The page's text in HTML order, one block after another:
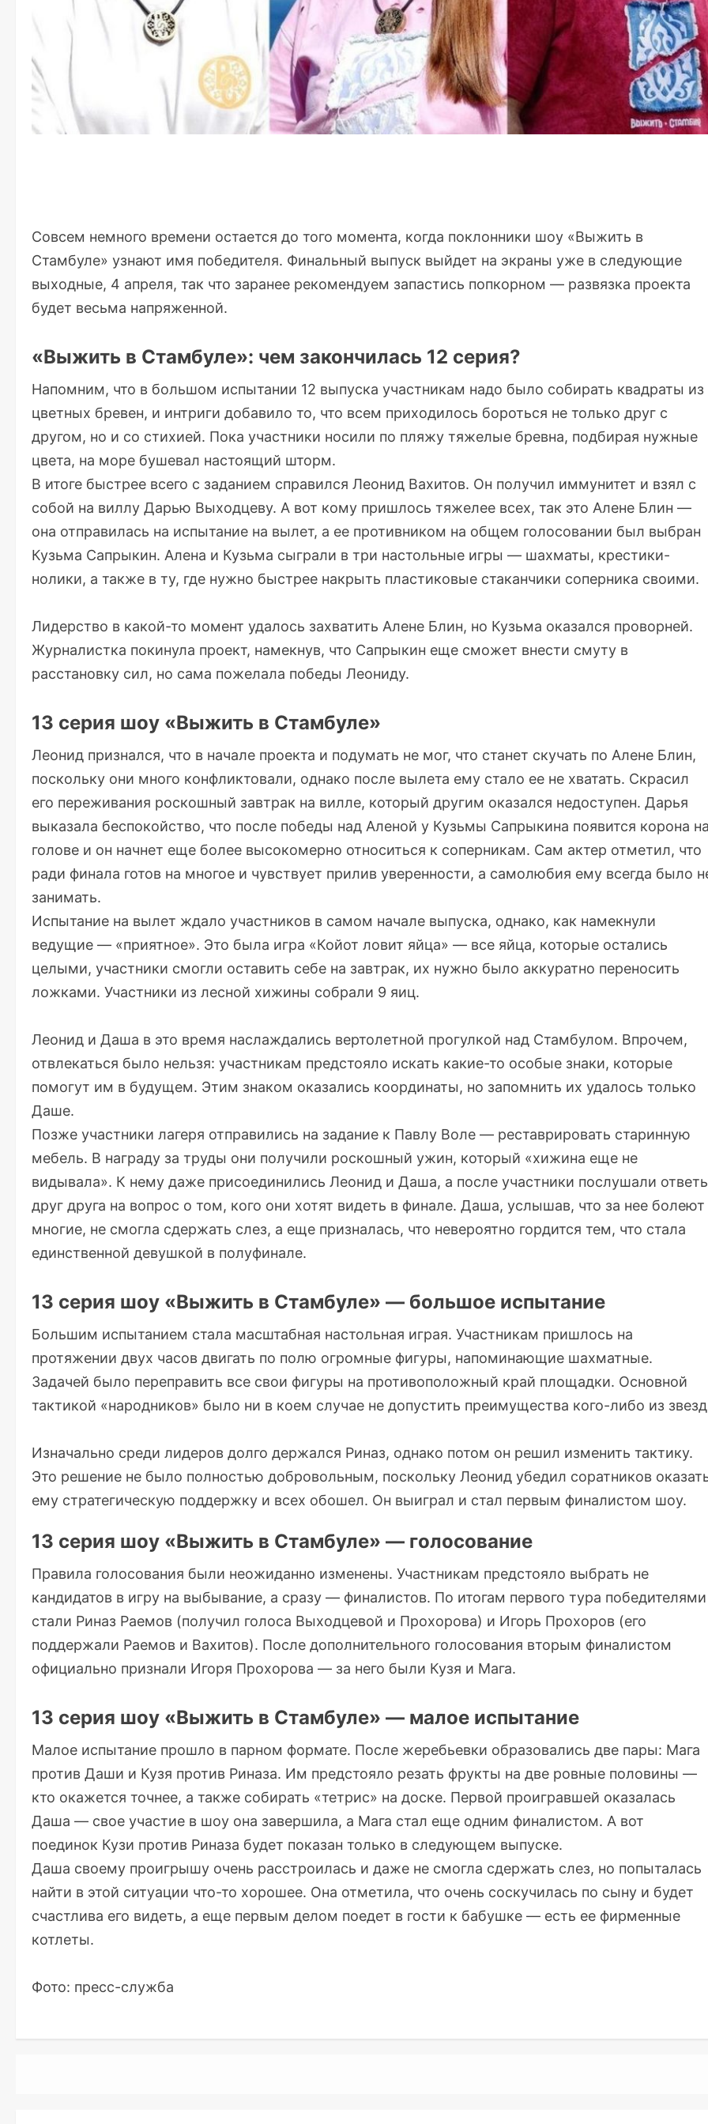
Совсем немного времени остается до того момента, когда поклонники шоу «Выжить в
Стамбуле» узнают имя победителя. Финальный выпуск выйдет на экраны уже в следующие
выходные, 4 апреля, так что заранее рекомендуем запастись попкорном — развязка проекта
будет весьма напряженной.
«Выжить в Стамбуле»: чем закончилась 12 серия?
Напомним, что в большом испытании 12 выпуска участникам надо было собирать квадраты из
цветных бревен, и интриги добавило то, что всем приходилось бороться не только друг с
другом, но и со стихией. Пока участники носили по пляжу тяжелые бревна, подбирая нужные
цвета, на море бушевал настоящий шторм.
В итоге быстрее всего с заданием справился Леонид Вахитов. Он получил иммунитет и взял с
собой на виллу Дарью Выходцеву. А вот кому пришлось тяжелее всех, так это Алене Блин —
она отправилась на испытание на вылет, а ее противником на общем голосовании был выбран
Кузьма Сапрыкин. Алена и Кузьма сыграли в три настольные игры — шахматы, крестики-
нолики, а также в ту, где нужно быстрее накрыть пластиковые стаканчики соперника своими.
Лидерство в какой-то момент удалось захватить Алене Блин, но Кузьма оказался проворней.
Журналистка покинула проект, намекнув, что Сапрыкин еще сможет внести смуту в
расстановку сил, но сама пожелала победы Леониду.
13 серия шоу «Выжить в Стамбуле»
Леонид признался, что в начале проекта и подумать не мог, что станет скучать по Алене Блин,
поскольку они много конфликтовали, однако после вылета ему стало ее не хватать. Скрасил
его переживания роскошный завтрак на вилле, который другим оказался недоступен. Дарья
выказала беспокойство, что после победы над Аленой у Кузьмы Сапрыкина появится корона
голове и он начнет еще более высокомерно относиться к соперникам. Сам актер отметил, что
ради финала готов на многое и чувствует прилив уверенности, а самолюбия ему всегда было
занимать.
Испытание на вылет ждало участников в самом начале выпуска, однако, как намекнули
ведущие — «приятное». Это была игра «Койот ловит яйца» — все яйца, которые остались
целыми, участники смогли оставить себе на завтрак, их нужно было аккуратно переносить
ложками. Участники из лесной хижины собрали 9 яиц.
Леонид и Даша в это время наслаждались вертолетной прогулкой над Стамбулом. Впрочем,
отвлекаться было нельзя: участникам предстояло искать какие-то особые знаки, которые
помогут им в будущем. Этим знаком оказались координаты, но запомнить их удалось только
Даше.
Позже участники лагеря отправились на задание к Павлу Воле — реставрировать старинную
мебель. В награду за труды они получили роскошный ужин, который «хижина еще не
видывала». К нему даже присоединились Леонид и Даша, а после участники послушали
друг друга на вопрос о том, кого они хотят видеть в финале. Даша, услышав, что за нее болеют
многие, не смогла сдержать слез, а еще призналась, что невероятно гордится тем, что стала
единственной девушкой в полуфинале.
13 серия шоу «Выжить в Стамбуле» — большое испытание
Большим испытанием стала масштабная настольная играя. Участникам пришлось на
протяжении двух часов двигать по полю огромные фигуры, напоминающие шахматные.
Задачей было переправить все свои фигуры на противоположный край площадки. Основной
тактикой «народников» было ни в коем случае не допустить преимущества кого-либо из
Изначально среди лидеров долго держался Риназ, однако потом он решил изменить тактику.
Это решение не было полностью добровольным, поскольку Леонид убедил соратников
ему стратегическую поддержку и всех обошел. Он выиграл и стал первым финалистом шоу.
13 серия шоу «Выжить в Стамбуле» — голосование
Правила голосования были неожиданно изменены. Участникам предстояло выбрать не
кандидатов в игру на выбывание, а сразу — финалистов. По итогам первого тура победителями
стали Риназ Раемов (получил голоса Выходцевой и Прохорова) и Игорь Прохоров (его
поддержали Раемов и Вахитов). После дополнительного голосования вторым финалистом
официально признали Игоря Прохорова — за него были Кузя и Мага.
13 серия шоу «Выжить в Стамбуле» — малое испытание
Малое испытание прошло в парном формате. После жеребьевки образовались две пары: Мага
против Даши и Кузя против Риназа. Им предстояло резать фрукты на две ровные половины —
кто окажется точнее, а также собирать «тетрис» на доске. Первой проигравшей оказалась
Даша — свое участие в шоу она завершила, а Мага стал еще одним финалистом. А вот
поединок Кузи против Риназа будет показан только в следующем выпуске.
Даша своему проигрышу очень расстроилась и даже не смогла сдержать слез, но попыталась
найти в этой ситуации что-то хорошее. Она отметила, что очень соскучилась по сыну и будет
счастлива его видеть, а еще первым делом поедет в гости к бабушке — есть ее фирменные
котлеты.
Фото: пресс-служба